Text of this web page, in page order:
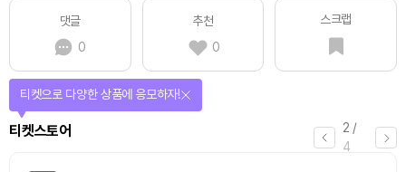
댓글
0
추천
0
스크랩
3 /
4
에어드랍
선물이 쏟아지는 에어드랍 이벤트!